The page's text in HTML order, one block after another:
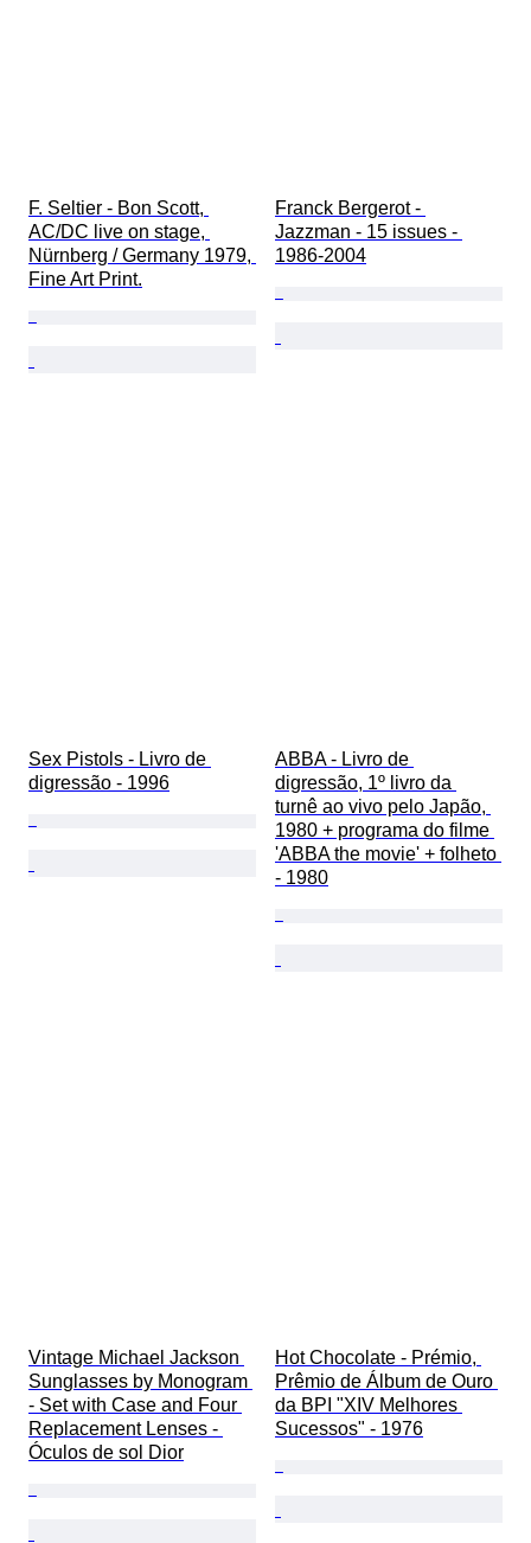
F. Seltier - Bon Scott,
AC/DC live on stage,
Nürnberg / Germany 1979,
Fine Art Print.
Franck Bergerot -
Jazzman - 15 issues -
1986-2004
Sex Pistols - Livro de
digressão - 1996
ABBA - Livro de
digressão, 1º livro da
turnê ao vivo pelo Japão,
1980 + programa do filme
'ABBA the movie' + folheto
- 1980
Vintage Michael Jackson
Sunglasses by Monogram
- Set with Case and Four
Replacement Lenses -
Óculos de sol Dior
Hot Chocolate - Prémio,
Prêmio de Álbum de Ouro
da BPI "XIV Melhores
Sucessos" - 1976